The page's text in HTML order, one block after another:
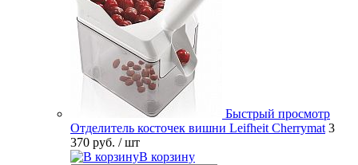
Быстрый просмотр
Отделитель косточек вишни Leifheit Cherrymat 3
370 руб. / шт
В корзину